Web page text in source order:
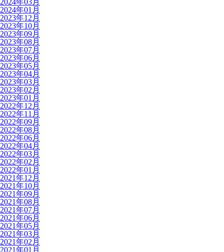
2024年03月
2024年01月
2023年12月
2023年10月
2023年09月
2023年08月
2023年07月
2023年06月
2023年05月
2023年04月
2023年03月
2023年02月
2023年01月
2022年12月
2022年11月
2022年09月
2022年08月
2022年06月
2022年04月
2022年03月
2022年02月
2022年01月
2021年12月
2021年10月
2021年09月
2021年08月
2021年07月
2021年06月
2021年05月
2021年03月
2021年02月
2021年01月